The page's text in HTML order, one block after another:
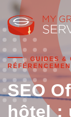
GUIDES &
SEO
hôtel :